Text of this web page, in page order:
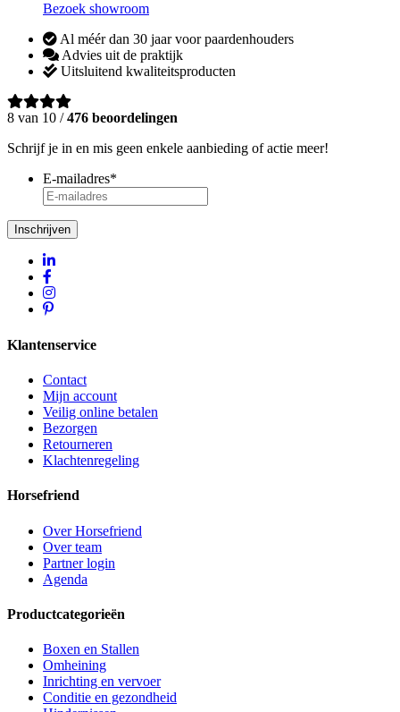
Bezoek showroom
Al méér dan 30 jaar voor paardenhouders
Advies uit de praktijk
Uitsluitend kwaliteitsproducten
8 van 10 /476 beoordelingen
Schrijf je in en mis geen enkele aanbieding of actie meer!
E-mailadres*
Inschrijven
Klantenservice
Contact
Mijn account
Veilig online betalen
Bezorgen
Retourneren
Klachtenregeling
Horsefriend
Over Horsefriend
Over team
Partner login
Agenda
Productcategorieën
Boxen en Stallen
Omheining
Inrichting en vervoer
Conditie en gezondheid